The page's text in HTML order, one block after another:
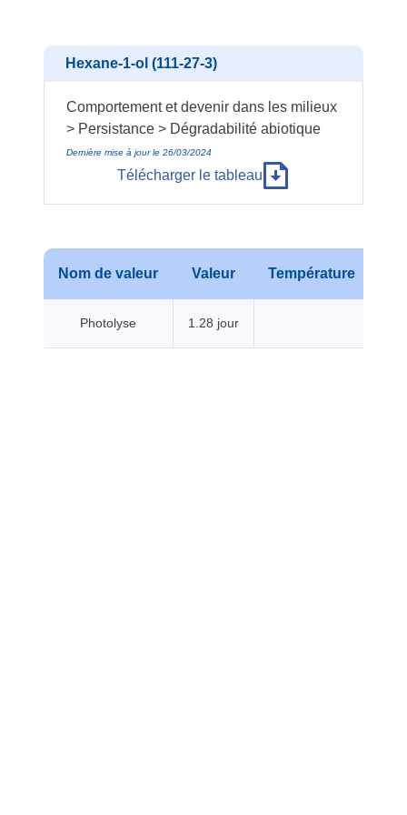
Hexane-1-ol (111-27-3)
Comportement et devenir dans les milieux
> Persistance > Dégradabilité abiotique
Dernière mise à jour le 26/03/2024
Télécharger le tableau
Nom de valeur Valeur Température
Photolyse 1.28 jour